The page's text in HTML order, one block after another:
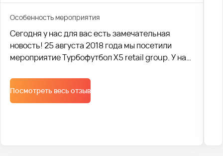
Особенность мероприятия
Сегодня у нас для вас есть замечательная
новость! 25 августа 2018 года мы посетили
мероприятие Турбофутбол X5 retail group. У нас
порадовать!
Посмотреть весь отзыв